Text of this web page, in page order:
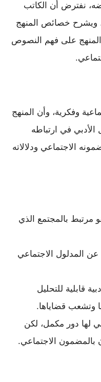
نفترض أن الكاتب
ويشرح خصائص المنهج
المنهج على فهم النصوص
وفكرية، وأن المنهج
في ارتباطه
الاجتماعي ودلالاته
مرتبط بالمجتمع الذي
عن المدلول الاجتماعي
قابلية للتحليل
وتشعب قضاياها.
لها دور مكمل، لكن
بالمضمون الاجتماعي.